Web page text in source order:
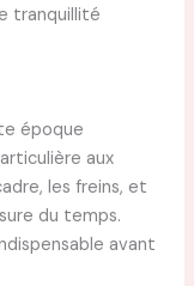
tranquillité
époque
aux
les freins, et
du temps.
avant